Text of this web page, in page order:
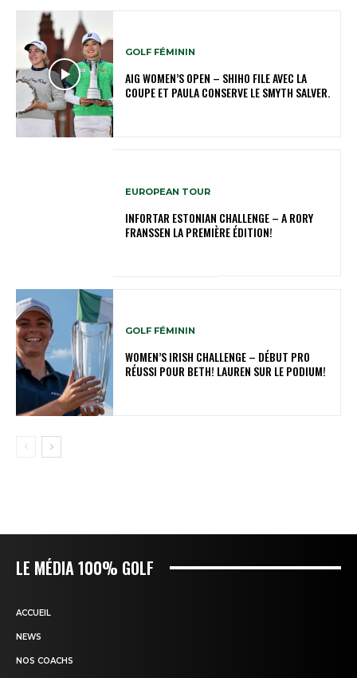
GOLF FÉMININ
AIG WOMEN’S OPEN – SHIHO FILE AVEC LA
COUPE ET PAULA CONSERVE LE SMYTH SALVER.
EUROPEAN TOUR
INFORTAR ESTONIAN CHALLENGE – A RORY
FRANSSEN LA PREMIÈRE ÉDITION!
GOLF FÉMININ
WOMEN’S IRISH CHALLENGE – DÉBUT PRO
RÉUSSI POUR BETH! LAUREN SUR LE PODIUM!
LE MÉDIA 100% GOLF
ACCUEIL
NEWS
NOS COACHS